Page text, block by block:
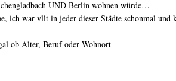
UND Berlin wohnen würde…
ich war vllt in jeder dieser Städte schonmal und
ob Alter, Beruf oder Wohnort